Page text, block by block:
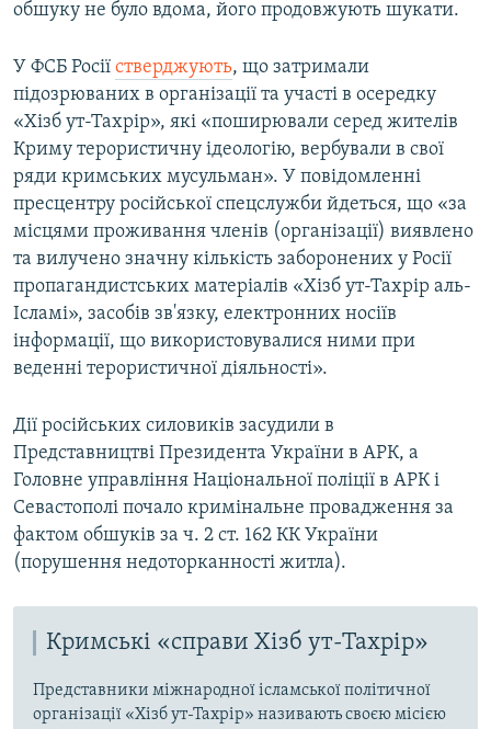
обшуку не було вдома, його продовжують шукати.
У ФСБ Росії стверджують, що затримали
підозрюваних в організації та участі в осередку
«Хізб ут-Тахрір», які «поширювали серед жителів
Криму терористичну ідеологію, вербували в свої
ряди кримських мусульман». У повідомленні
пресцентру російської спецслужби йдеться, що «за
місцями проживання членів (організації) виявлено
та вилучено значну кількість заборонених у Росії
пропагандистських матеріалів «Хізб ут-Тахрір аль-
Ісламі», засобів зв'язку, електронних носіїв
інформації, що використовувалися ними при
веденні терористичної діяльності».
Дії російських силовиків засудили в
Представництві Президента України в АРК, а
Головне управління Національної поліції в АРК і
Севастополі почало кримінальне провадження за
фактом обшуків за ч. 2 ст. 162 КК України
(порушення недоторканності житла).
Кримські «справи Хізб ут-Тахрір»
Представники міжнародної ісламської політичної
організації «Хізб ут-Тахрір» називають своєю місією